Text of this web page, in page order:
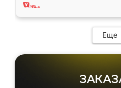
Еще